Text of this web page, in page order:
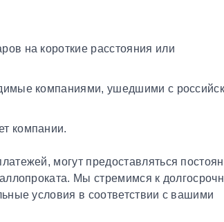
на короткие расстояния или
компаниями, ушедшими с
компании.
могут предоставляться
Мы стремимся к
условия в соответствии с вашими